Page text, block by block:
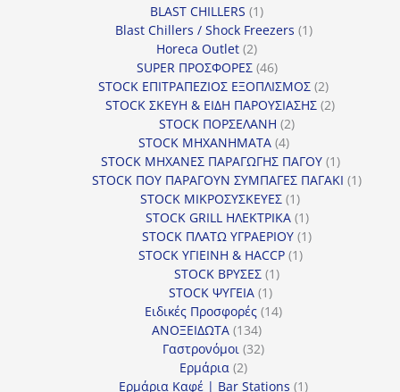
BLAST CHILLERS 11
προϊόν
Blast Chillers / Shock Freezers 11
Horeca Outlet 22
προϊόντα
SUPER ΠΡΟΣΦΟΡΕΣ 4646
προϊόντα
STOCK ΕΠΙΤΡΑΠΕΖΙΟΣ ΕΞΟΠΛΙΣΜΟΣ 22
προϊόντα
STOCK ΣΚΕΥΗ & ΕΙΔΗ ΠΑΡΟΥΣΙΑΣΗΣ 22
STOCK ΠΟΡΣΕΛΑΝΗ 22
STOCK ΜΗΧΑΝΗΜΑΤΑ 44
προϊόντα
STOCK ΜΗΧΑΝΕΣ ΠΑΡΑΓΩΓΗΣ ΠΑΓΟΥ 11
προϊόν
STOCK ΠΟΥ ΠΑΡΑΓΟΥΝ ΣΥΜΠΑΓΕΣ ΠΑΓΑΚΙ 11
STOCK ΜΙΚΡΟΣΥΣΚΕΥΕΣ 11
προϊόν
STOCK GRILL ΗΛΕΚΤΡΙΚΑ 11
προϊόν
STOCK ΠΛΑΤΩ ΥΓΡΑΕΡΙΟΥ 11
STOCK ΥΓΙΕΙΝΗ & HACCP 11
STOCK ΒΡΥΣΕΣ 11
STOCK ΨΥΓΕΙΑ 11
προϊόν
Ειδικές Προσφορές 1414
ΑΝΟΞΕΙΔΩΤΑ 134134
προϊόντα
Γαστρονόμοι 3232
Ερμάρια 22
προϊόντα
Ερμάρια Καφέ | Bar Stations 11